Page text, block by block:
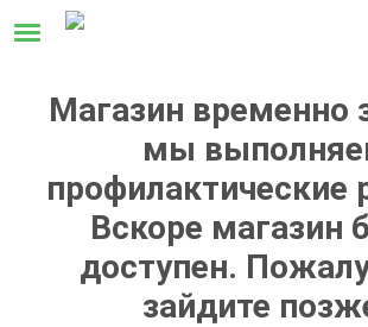
Магазин временно
мы
профилактические
Вскоре магазин
доступен.
зайдите